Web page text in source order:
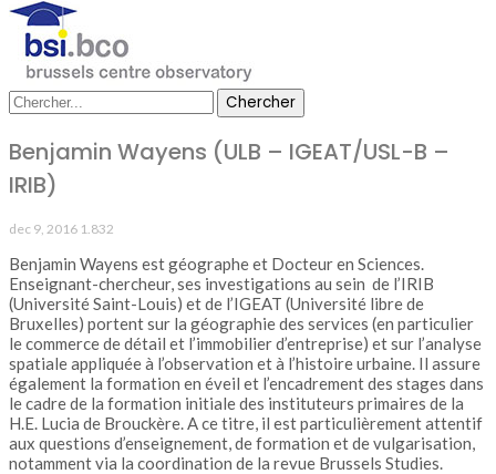
Benjamin Wayens (ULB – IGEAT/USL-B –
IRIB)
dec 9, 2016 1.832
Benjamin Wayens est géographe et Docteur en Sciences.
Enseignant-chercheur, ses investigations au sein de l’IRIB
(Université Saint-Louis) et de l’IGEAT (Université libre de
Bruxelles) portent sur la géographie des services (en particulier
le commerce de détail et l’immobilier d’entreprise) et sur l’analyse
spatiale appliquée à l’observation et à l’histoire urbaine. Il assure
également la formation en éveil et l’encadrement des stages dans
le cadre de la formation initiale des instituteurs primaires de la
H.E. Lucia de Brouckère. A ce titre, il est particulièrement attentif
aux questions d’enseignement, de formation et de vulgarisation,
notamment via la coordination de la revue Brussels Studies.